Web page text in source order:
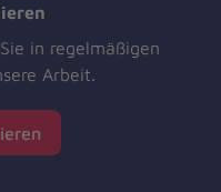
in regelmäßigen
Arbeit.